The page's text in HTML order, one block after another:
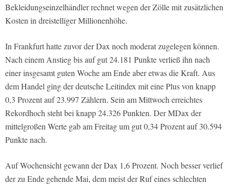
Bekleidungseinzelhändler rechnet wegen der Zölle mit zusätzlichen
Kosten in dreistelliger Millionenhöhe.
In Frankfurt hatte zuvor der Dax noch moderat zugelegen können.
Nach einem Anstieg bis auf gut 24.181 Punkte verließ ihn nach
einer insgesamt guten Woche am Ende aber etwas die Kraft. Aus
dem Handel ging der deutsche Leitindex mit eine Plus von knapp
0,3 Prozent auf 23.997 Zählern. Sein am Mittwoch erreichtes
Rekordhoch steht bei knapp 24.326 Punkten. Der MDax der
mittelgroßen Werte gab am Freitag um gut 0,34 Prozent auf 30.594
Punkte nach.
Auf Wochensicht gewann der Dax 1,6 Prozent. Noch besser verlief
der zu Ende gehende Mai, dem meist der Ruf eines schlechten